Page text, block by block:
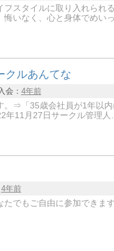
スタイルに取り入れられ
いなく、心と身体でめい
クルあんてな
会： 4年前
⇒「35歳会社員が1年以内
年11月27日サークル管理人
4年前
でもご自由に参加できます